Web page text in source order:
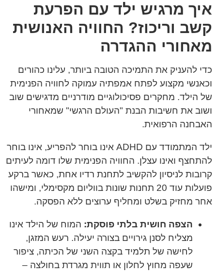
איך מרגיש ילד עם הפרעת
קשב וריכוז? החוויה האנושית
מאחורי ההגדרה
כדי להעניק את התמיכה הטובה ביותר, עלינו כהורים
וכאנשי מקצוע לפתח אמפתיה עמוקה לחוויה הפנימית
של הילד. מחקרים פסיכולוגיים מודרניים מדגישים שוב
ושוב את חשיבות הבנת "העולם הרגשי" שמאחורי
האבחנה הרפואית.
ילד המתמודד עם ADHD אינו בוחר להפריע, אינו בוחר
להתחצף ואינו עצלן. החוויה הפנימית שלו דומה לעיתים
קרובות לניסיון להקשיב לתחנת רדיו אחת, כאשר ברקע
פועלות עוד 20 תחנות שונות בווליום מקסימלי, ומישהו
אחר מחזיק בשלט ומחליף ערוצים ללא הפסקה.
הצפה חושית בלתי פוסקת: המוח של הילד אינו
מצליח לסנן גירויים בצורה יעילה. רעש המזגן,
לחישה של תלמיד בקצה השני של הכיתה, ציפור
שעפה מחוץ לחלון או תווית מגרדת בחולצה –